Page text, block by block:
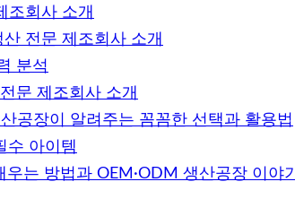
조회사 소개
전문 제조회사 소개
분석
문 제조회사 소개
공장이 알려주는 꼼꼼한 선택과 활용법
수 아이템
는 방법과 OEM·ODM 생산공장 이야기